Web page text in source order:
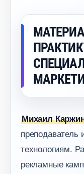
Михаил
технологиям.
рекламные